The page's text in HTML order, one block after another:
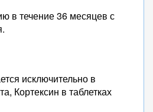
в течение 36 месяцев с
исключительно в
Кортексин в таблетках